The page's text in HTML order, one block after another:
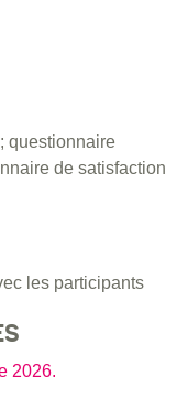
questionnaire
de satisfaction
les participants
2026.